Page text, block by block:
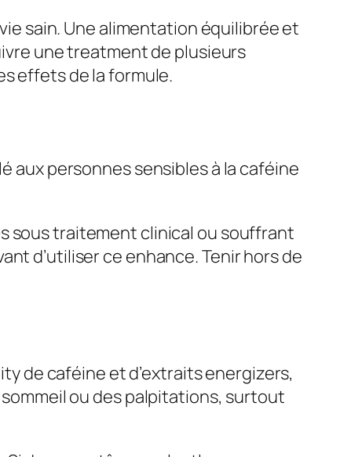
sain. Une alimentation équilibrée et
une treatment de plusieurs
effets de la formule.
aux personnes sensibles à la caféine
sous traitement clinical ou souffrant
d’utiliser ce enhance. Tenir hors de
de caféine et d’extraits energizers,
ou des palpitations, surtout